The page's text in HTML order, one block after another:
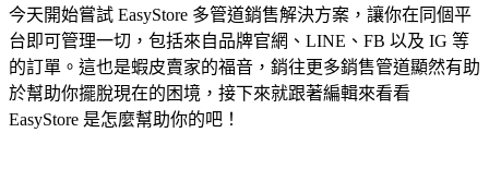
今天開始嘗試 EasyStore 多管道銷售解決方案，讓你在同個平
台即可管理一切，包括來自品牌官網、LINE、FB 以及 IG 等
的訂單。這也是蝦皮賣家的福音，銷往更多銷售管道顯然有助
於幫助你擺脫現在的困境，接下來就跟著編輯來看看
EasyStore 是怎麼幫助你的吧！